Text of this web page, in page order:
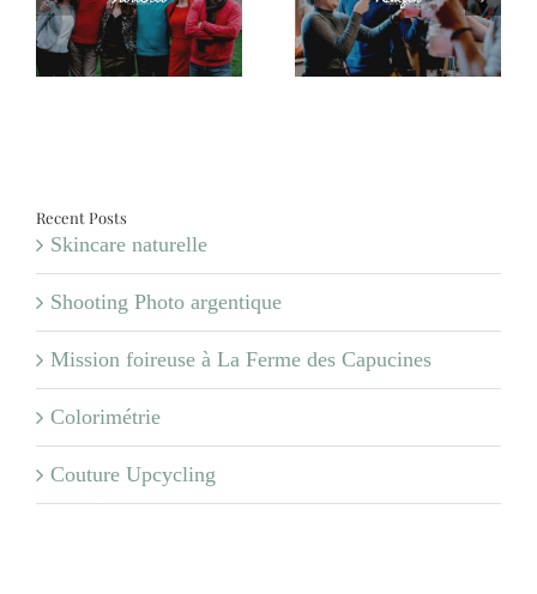
Team building –
Reacfin
Team building UCM
Recent Posts
Skincare naturelle
Shooting Photo argentique
Mission foireuse à La Ferme des Capucines
Colorimétrie
Couture Upcycling